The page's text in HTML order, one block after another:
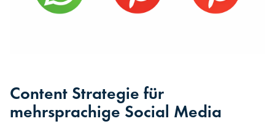
Content Strategie für
mehrsprachige Social Media